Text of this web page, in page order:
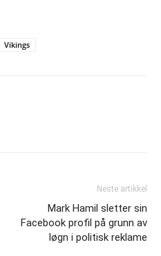
Vikings
Neste artikkel
Mark Hamil sletter sin
Facebook profil på grunn av
løgn i politisk reklame